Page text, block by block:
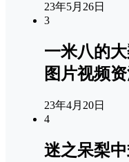
23年5月26日
3
一米八的
图片视频
23年4月20日
4
迷之呆梨中